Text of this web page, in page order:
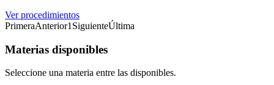
Ver procedimientos
PrimeraAnterior1 SiguienteÚltima
Materias disponibles
Seleccione una materia entre las disponibles.